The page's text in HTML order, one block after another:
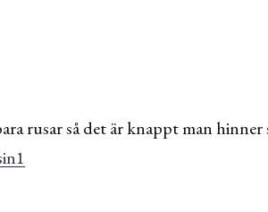
rusar så det är knappt man